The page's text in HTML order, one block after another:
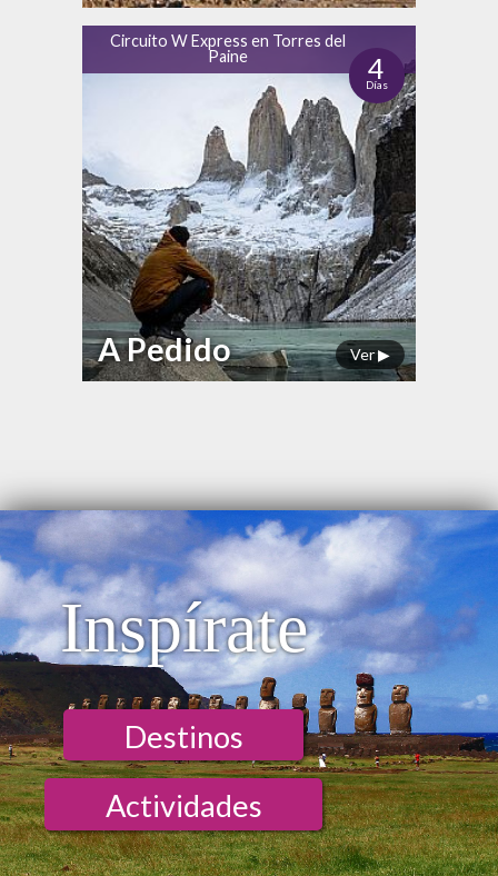
Circuito W Express en Torres del
Paine
4
Días
Ver ▶
A Pedido
Inspírate
Destinos
Actividades